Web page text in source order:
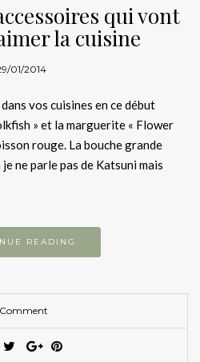
qui vont
la cuisine
01/2014
vos cuisines en ce début
» et la marguerite « Flower
rouge. La bouche grande
ne parle pas de Katsuni mais
READING
Comment